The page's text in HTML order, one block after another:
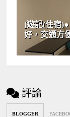
[遊記(住宿
好，交通方
評論
BLOGGER